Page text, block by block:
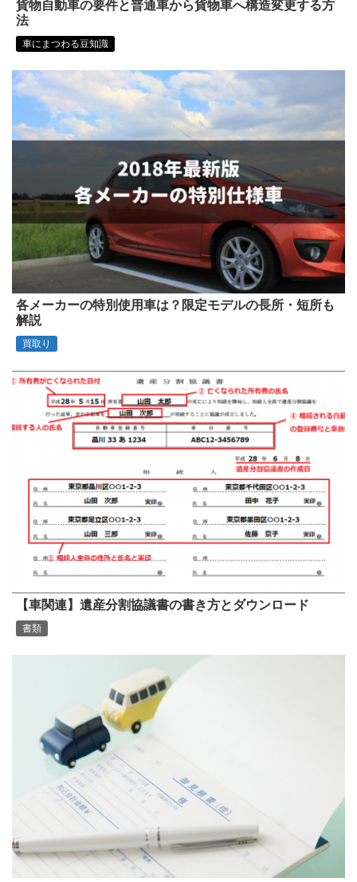
貨物自動車の要件と普通車から貨物車へ構造変更する方
法
車にまつわる豆知識
各メーカーの特別使用車は？限定モデルの長所・短所も
解説
買取り
【車関連】遺産分割協議書の書き方とダウンロード
書類